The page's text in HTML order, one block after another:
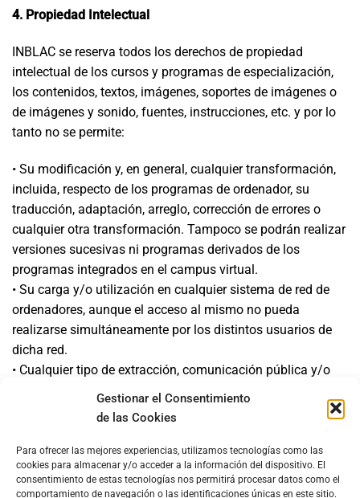
Gestionar el Consentimiento
de las Cookies
Para ofrecer las mejores experiencias, utilizamos tecnologías como las
cookies para almacenar y/o acceder a la información del dispositivo. El
consentimiento de estas tecnologías nos permitirá procesar datos como el
comportamiento de navegación o las identificaciones únicas en este sitio.
4. Propiedad Intelectual
INBLAC se reserva todos los derechos de propiedad
intelectual de los cursos y programas de especialización,
los contenidos, textos, imágenes, soportes de imágenes o
de imágenes y sonido, fuentes, instrucciones, etc. y por lo
tanto no se permite:
• Su modificación y, en general, cualquier transformación,
incluida, respecto de los programas de ordenador, su
traducción, adaptación, arreglo, corrección de errores o
cualquier otra transformación. Tampoco se podrán realizar
versiones sucesivas ni programas derivados de los
programas integrados en el campus virtual.
• Su carga y/o utilización en cualquier sistema de red de
ordenadores, aunque el acceso al mismo no pueda
realizarse simultáneamente por los distintos usuarios de
dicha red.
• Cualquier tipo de extracción, comunicación pública y/o
transmisión, total o parcial, por cualquier medio, fuera del
ámbito del uso permitido y, especialmente, su
colección o base de datos.
• La remoción, ocultación o falseamiento de los avisos y
advertencias sobre la Propiedad Intelectual en cualquiera